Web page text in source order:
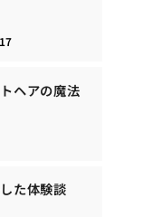
ヘアの魔法
た体験談